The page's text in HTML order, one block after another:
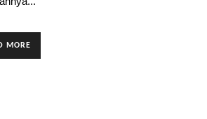
MORE